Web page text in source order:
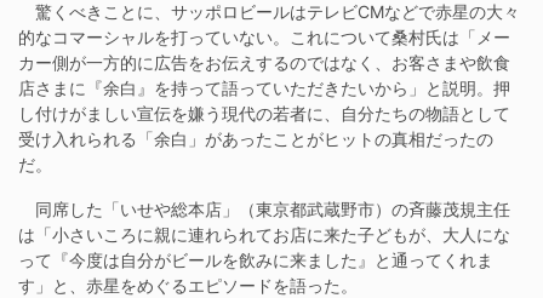
驚くべきことに、サッポロビールはテレビCMなどで赤星の大々
的なコマーシャルを打っていない。これについて桑村氏は「メー
カー側が一方的に広告をお伝えするのではなく、お客さまや飲食
店さまに『余白』を持って語っていただきたいから」と説明。押
し付けがましい宣伝を嫌う現代の若者に、自分たちの物語として
受け入れられる「余白」があったことがヒットの真相だったの
だ。
同席した「いせや総本店」（東京都武蔵野市）の斉藤茂規主任
は「小さいころに親に連れられてお店に来た子どもが、大人にな
って『今度は自分がビールを飲みに来ました』と通ってくれま
す」と、赤星をめぐるエピソードを語った。